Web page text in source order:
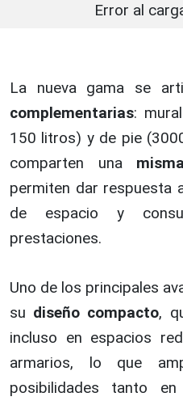
Error al
La nueva gama se
complementarias:
150 litros) y de pie
comparten una
permiten dar respuesta
de espacio y
prestaciones.
Uno de los principales
su diseño compacto,
incluso en espacios
armarios, lo que
posibilidades tanto